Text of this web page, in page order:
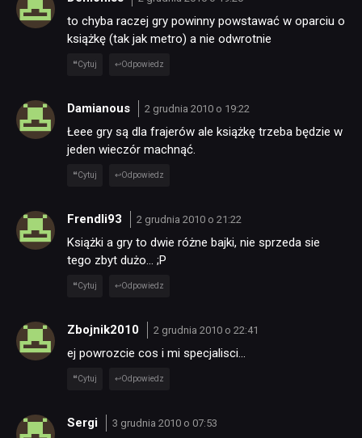
RECENZJE
PUBLICYSTYKA
KULTURA
RETRO
JUŻ GRALIŚMY
to chyba raczej gry powinny powstawać w oparciu o
książkę (tak jak metro) a nie odwrotnie
Cytuj Odpowiedz
Damianous 2 grudnia 2010 o 19:22
Łeee gry są dla frajerów ale książkę trzeba będzie w
jeden wieczór machnąć.
Cytuj Odpowiedz
Frendli93 2 grudnia 2010 o 21:22
Książki a gry to dwie różne bajki, nie sprzeda sie
tego zbyt dużo… ;P
Cytuj Odpowiedz
Zbojnik2010 2 grudnia 2010 o 22:41
ej powrozcie cos i mi specjalisci…
Cytuj Odpowiedz
Sergi 3 grudnia 2010 o 07:53